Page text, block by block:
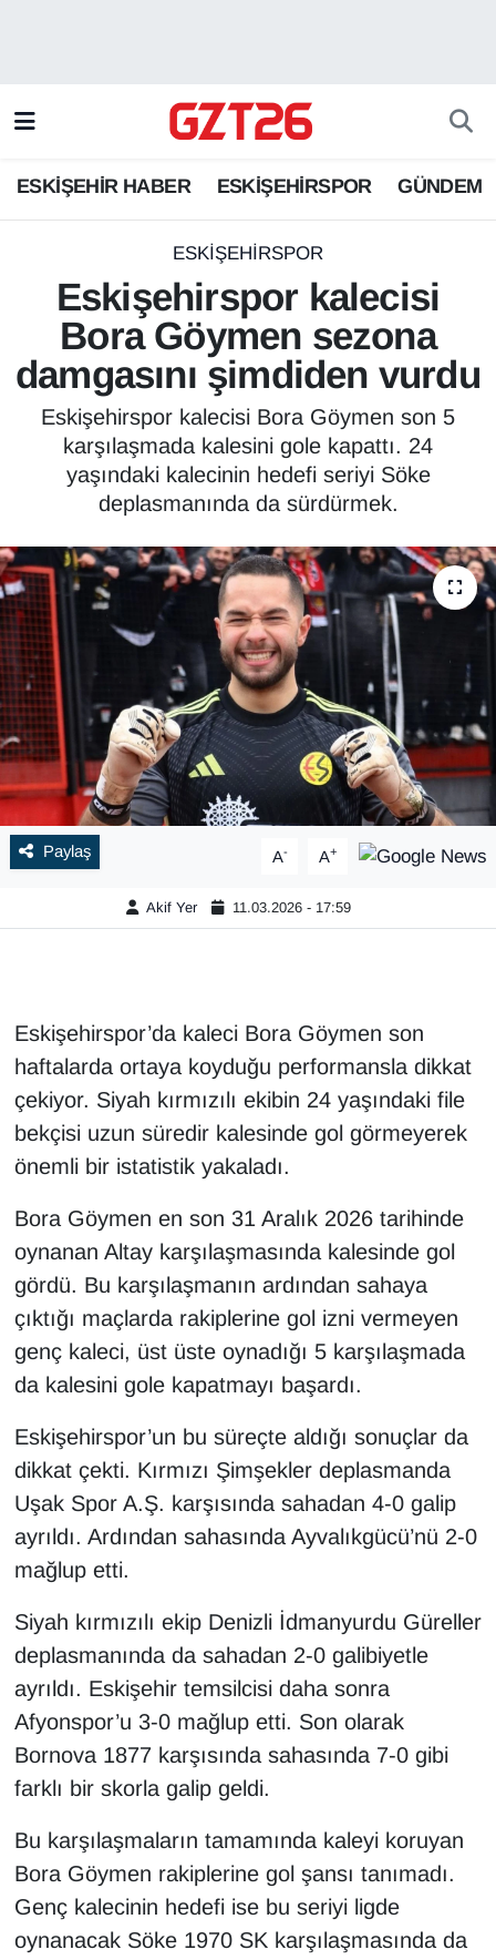
ESKİŞEHİR HABER ESKİŞEHİRSPOR GÜNDEM
ESKİŞEHİRSPOR
Eskişehirspor kalecisi
Bora Göymen sezona
damgasını şimdiden vurdu
Eskişehirspor kalecisi Bora Göymen son 5
karşılaşmada kalesini gole kapattı. 24
yaşındaki kalecinin hedefi seriyi Söke
deplasmanında da sürdürmek.
Paylaş A- A+
Akif Yer 11.03.2026 - 17:59
Eskişehirspor’da kaleci Bora Göymen son
haftalarda ortaya koyduğu performansla dikkat
çekiyor. Siyah kırmızılı ekibin 24 yaşındaki file
bekçisi uzun süredir kalesinde gol görmeyerek
önemli bir istatistik yakaladı.
Bora Göymen en son 31 Aralık 2026 tarihinde
oynanan Altay karşılaşmasında kalesinde gol
gördü. Bu karşılaşmanın ardından sahaya
çıktığı maçlarda rakiplerine gol izni vermeyen
genç kaleci, üst üste oynadığı 5 karşılaşmada
da kalesini gole kapatmayı başardı.
Eskişehirspor’un bu süreçte aldığı sonuçlar da
dikkat çekti. Kırmızı Şimşekler deplasmanda
Uşak Spor A.Ş. karşısında sahadan 4-0 galip
ayrıldı. Ardından sahasında Ayvalıkgücü’nü 2-0
mağlup etti.
Siyah kırmızılı ekip Denizli İdmanyurdu Güreller
deplasmanında da sahadan 2-0 galibiyetle
ayrıldı. Eskişehir temsilcisi daha sonra
Afyonspor’u 3-0 mağlup etti. Son olarak
Bornova 1877 karşısında sahasında 7-0 gibi
farklı bir skorla galip geldi.
Bu karşılaşmaların tamamında kaleyi koruyan
Bora Göymen rakiplerine gol şansı tanımadı.
Genç kalecinin hedefi ise bu seriyi ligde
oynanacak Söke 1970 SK karşılaşmasında da
ESKİŞEHİRSPOR
GÜNDEM
Odunpazarı Trafik Yoğunluk Haritası
Süper Lig Puan Durumu ve Fikstür
Tüm Manşetler
Son Dakika Haberleri
Haber Arşivi